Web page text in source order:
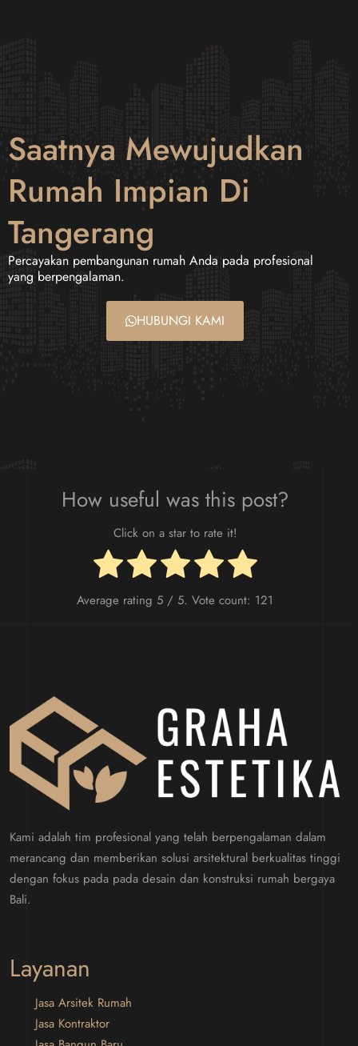
Saatnya Mewujudkan
Rumah Impian Di
Tangerang
Percayakan pembangunan rumah Anda pada profesional
yang berpengalaman.
HUBUNGI KAMI
How useful was this post?
Click on a star to rate it!
Average rating 5 / 5. Vote count: 121
Kami adalah tim profesional yang telah berpengalaman dalam
merancang dan memberikan solusi arsitektural berkualitas tinggi
dengan fokus pada pada desain dan konstruksi rumah bergaya
Bali.
Layanan
Jasa Arsitek Rumah
Jasa Kontraktor